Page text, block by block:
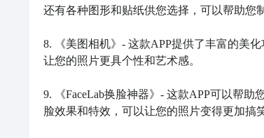
还有各种图形和贴纸供您选择，可以帮助您
8. 《美图相机》- 这款APP提供了丰富的美
让您的照片更具个性和艺术感。
9. 《FaceLab换脸神器》- 这款APP可以帮
脸效果和特效，可以让您的照片变得更加搞